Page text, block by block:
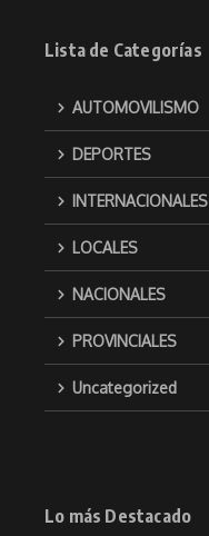
Lista de Categorías
AUTOMOVILISMO
DEPORTES
INTERNACIONALES
LOCALES
NACIONALES
PROVINCIALES
Uncategorized
Lo más Destacado